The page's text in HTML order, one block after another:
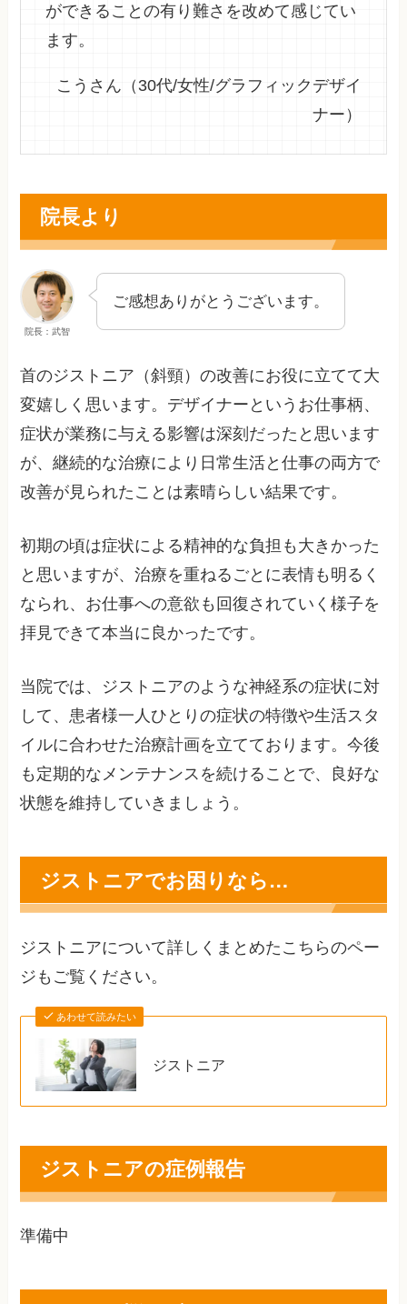
ができることの有り難さを改めて感じてい
ます。
こうさん（30代/女性/グラフィックデザイ
ナー）
院長より
院長：武智
ご感想ありがとうございます。
首のジストニア（斜頸）の改善にお役に立てて大
変嬉しく思います。デザイナーというお仕事柄、
症状が業務に与える影響は深刻だったと思います
が、継続的な治療により日常生活と仕事の両方で
改善が見られたことは素晴らしい結果です。
初期の頃は症状による精神的な負担も大きかった
と思いますが、治療を重ねるごとに表情も明るく
なられ、お仕事への意欲も回復されていく様子を
拝見できて本当に良かったです。
当院では、ジストニアのような神経系の症状に対
して、患者様一人ひとりの症状の特徴や生活スタ
イルに合わせた治療計画を立てております。今後
も定期的なメンテナンスを続けることで、良好な
状態を維持していきましょう。
ジストニアでお困りなら…
ジストニアについて詳しくまとめたこちらのペー
ジもご覧ください。
あわせて読みたい
ジストニア
ジストニアの症例報告
準備中